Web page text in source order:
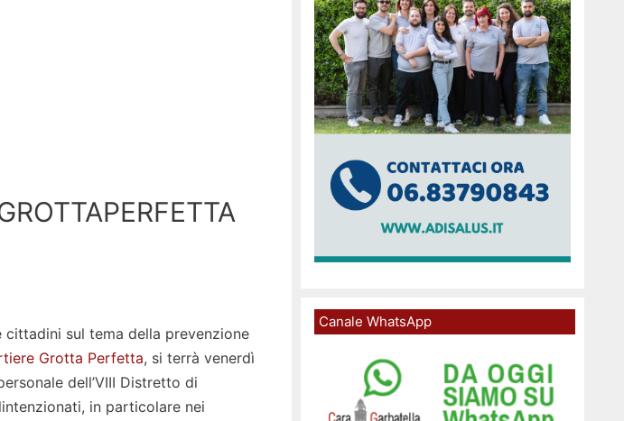
cittadini sul tema della prevenzione
Grotta Perfetta, si terrà venerdì
dell’VIII Distretto di
in particolare nei
Canale WhatsApp